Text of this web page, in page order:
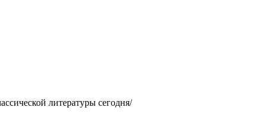
литературы сегодня